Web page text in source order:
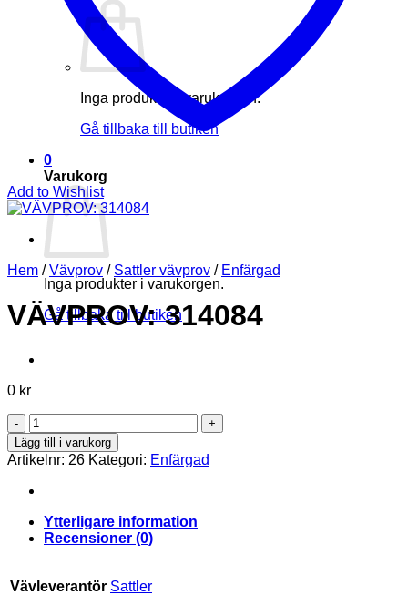
Inga produkter i varukorgen.
Gå tillbaka till butiken
0
Varukorg
Inga produkter i varukorgen.
Gå tillbaka till butiken
Add to Wishlist
Hem / Vävprov / Sattler vävprov / Enfärgad
VÄVPROV: 314084
0 kr
VÄVPROV:
314084
mängd
Lägg till i varukorg
Artikelnr: 26 Kategori: Enfärgad
Ytterligare information
Recensioner (0)
Vävleverantör Sattler